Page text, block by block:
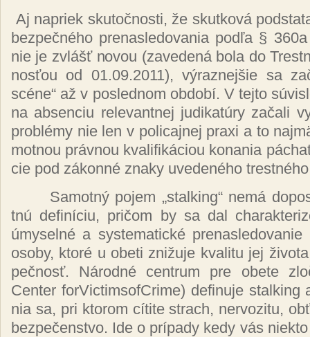
Aj na­priek sku­toč­nos­ti, že skut­ko­vá
bez­peč­né­ho pre­nas­le­do­va­nia pod­ľa §
nie je zvlášť no­vou (za­ve­de­ná bo­la do
nos­ťou od 01.09.2011), vý­raz­nej­šie sa
scé­ne“ až v pos­led­nom ob­do­bí. V tej­to
na ab­sen­ciu re­le­van­tnej ju­di­ka­tú­ry za­ča­li
prob­lé­my nie len v po­li­caj­nej praxi a to
mot­nou práv­nou kva­li­fi­ká­ciou ko­na­nia
cie pod zá­kon­né zna­ky uve­de­né­ho
Sa­mot­ný po­jem „stal­king“ ne­má
tnú de­fi­ní­ciu, pri­čom by sa dal
úmy­sel­né a sys­te­ma­tic­ké
oso­by, kto­ré u obe­ti zni­žu­je kva­li­tu jej
peč­nosť. Ná­rod­né cen­trum pre obe­te
Cen­ter for­Vic­tim­sof­Cri­me) de­fi­nu­je
nia sa, pri kto­rom cí­ti­te strach, ner­vo­zi­tu,
bez­pe­čen­stvo. Ide o prí­pa­dy ke­dy vás